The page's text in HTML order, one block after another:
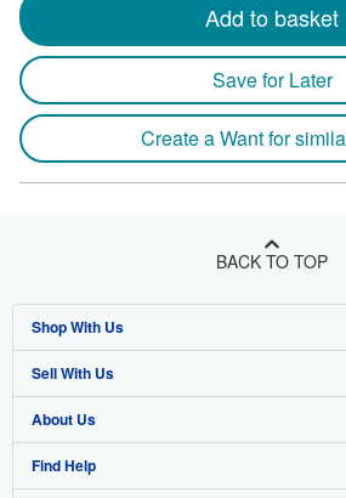
Add to basket
Save for Later
Create a Want for
BACK TO TOP
Shop With Us
Advanced Search
Browse Collections
My Account
Sell With Us
Start Selling
Join Our Affiliate Program
About Us
About AbeBooks
Find Help